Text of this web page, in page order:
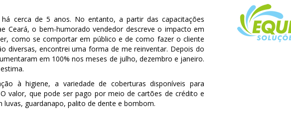
cerca de 5 anos. No entanto, a partir das capacitações
Ceará, o bem-humorado vendedor descreve o impacto em
como se comportar em público e de como fazer o cliente
diversas, encontrei uma forma de me reinventar. Depois do
em 100% nos meses de julho, dezembro e janeiro.
à higiene, a variedade de coberturas disponíveis para
valor, que pode ser pago por meio de cartões de crédito e
guardanapo, palito de dente e bombom.